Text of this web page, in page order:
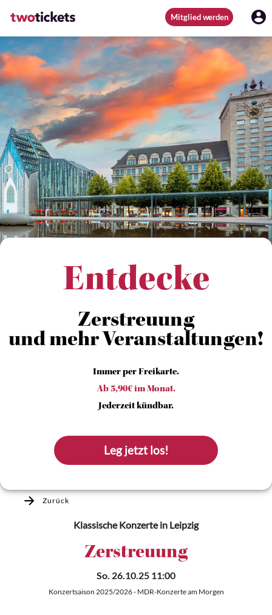
Mitglied werden
Entdecke
Zerstreuung
und mehr Veranstaltungen!
Immer per Freikarte.
Ab 5,90€ im Monat.
Jederzeit kündbar.
Leg jetzt los!
Zurück
Klassische Konzertein Leipzig
Zerstreuung
So. 26.10.25 11:00
Konzertsaison 2025/2026 - MDR-Konzerte am Morgen